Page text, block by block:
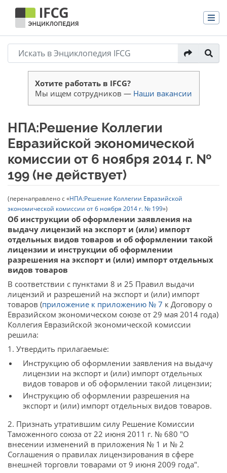
Хотите работать в IFCG?
Мы ищем сотрудников — Наши вакансии
НПА:Решение Коллегии
Евразийской экономической
комиссии от 6 ноября 2014 г. №
199 (не действует)
(перенаправлено с «НПА:Решение Коллегии Евразийской
экономической комиссии от 6 ноября 2014 г. № 199»)
Перейти к:навигация,поиск
Об инструкции об оформлении заявления на
выдачу лицензий на экспорт и (или) импорт
отдельных видов товаров и об оформлении такой
лицензии и инструкции об оформлении
разрешения на экспорт и (или) импорт отдельных
видов товаров
В соответствии с пунктами 8 и 25 Правил выдачи
лицензий и разрешений на экспорт и (или) импорт
товаров (приложение к приложению № 7 к Договору о
Евразийском экономическом союзе от 29 мая 2014 года)
Коллегия Евразийской экономической комиссии
решила:
1. Утвердить прилагаемые:
Инструкцию об оформлении заявления на выдачу
лицензии на экспорт и (или) импорт отдельных
видов товаров и об оформлении такой лицензии;
Инструкцию об оформлении разрешения на
экспорт и (или) импорт отдельных видов товаров.
2. Признать утратившим силу Решение Комиссии
Таможенного союза от 22 июня 2011 г. № 680 "О
внесении изменений в приложения № 1 и № 2
Соглашения о правилах лицензирования в сфере
внешней торговли товарами от 9 июня 2009 года".